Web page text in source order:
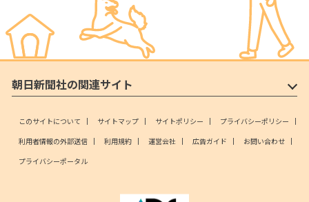
朝日新聞社の関連サイト
このサイトについて サイトマップ サイトポリシー
プライバシーポリシー
利用者情報の外部送信
利用規約 運営会社 広告ガイド
お問い合わせ
プライバシーポータル